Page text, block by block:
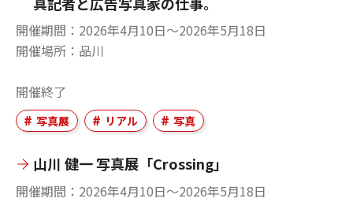
開催期間
2026年4月10日〜2026年5月18日
開催場所
品川
開催終了
写真展 リアル 写真
山川 健一 写真展「Crossing」
開催期間
2026年4月10日〜2026年5月18日